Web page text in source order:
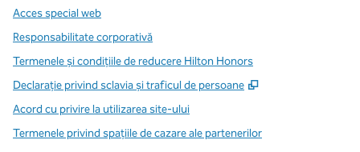
Acces special web
Responsabilitate corporativă
Termenele și condițiile de reducere Hilton Honors
Declarație privind sclavia și traficul de persoane
,
Acord cu privire la utilizarea site-ului
Termenele privind spațiile de cazare ale partenerilor